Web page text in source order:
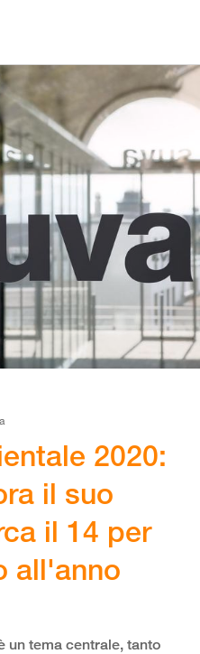
2020:
il suo
il 14 per
all'anno
un tema centrale, tanto